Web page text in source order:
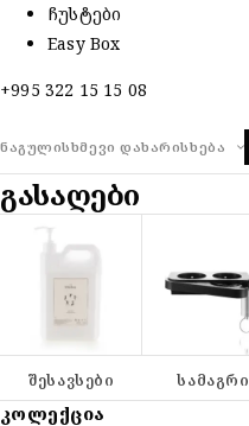
ჩუსტები
Easy Box
+995 322 15 15 08
ᲜᲐᲒᲣᲚᲘᲡᲮᲛᲔᲕᲘ ᲓᲐᲮᲐᲠᲘᲡᲮᲔᲑᲐ
ᲒᲐᲡᲐᲦᲔᲑᲘ
ᲨᲔᲡᲐᲕᲡᲔᲑᲘ ᲡᲐᲛᲐᲒᲠᲘ
ᲙᲝᲚᲔᲥᲪᲘᲐ